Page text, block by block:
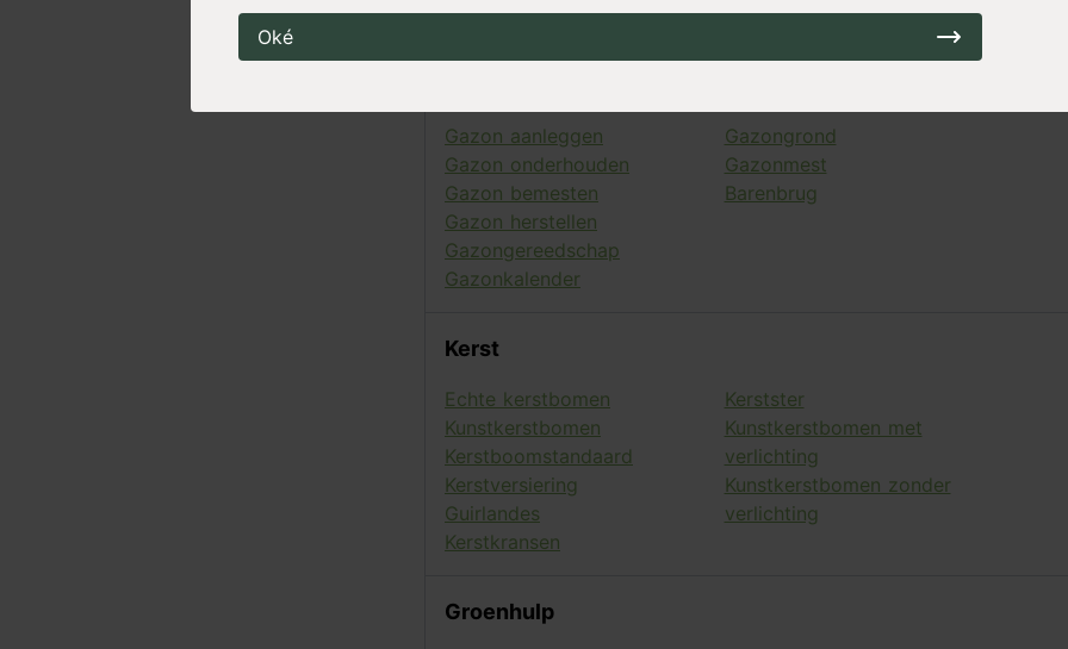
Oké
Witte plantenbakken
Gazon aanleggen
Gazon onderhouden
Gazon bemesten
Gazon herstellen
Gazongereedschap
Gazonkalender
Gazongrond
Gazonmest
Barenbrug
Kerst
Echte kerstbomen
Kunstkerstbomen
Kerstboomstandaard
Kerstversiering
Guirlandes
Kerstkransen
Kerstster
Kunstkerstbomen met
verlichting
Kunstkerstbomen zonder
verlichting
Groenhulp